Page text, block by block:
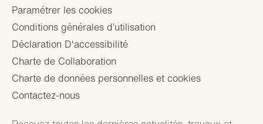
Footer
menu
Paramétrer les cookies
Conditions générales d’utilisation
Déclaration D'accessibilité
Charte de Collaboration
Charte de données personnelles et cookies
Contactez-nous